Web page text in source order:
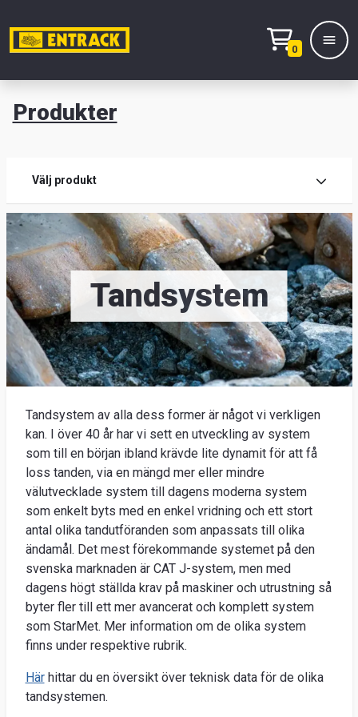
0
Sök
Produkter
Välj produkt
Tandsystem
Tandsystem av alla dess former är något vi verkligen
kan. I över 40 år har vi sett en utveckling av system
som till en början ibland krävde lite dynamit för att få
loss tanden, via en mängd mer eller mindre
välutvecklade system till dagens moderna system
som enkelt byts med en enkel vridning och ett stort
antal olika tandutföranden som anpassats till olika
ändamål. Det mest förekommande systemet på den
svenska marknaden är CAT J-system, men med
dagens högt ställda krav på maskiner och utrustning så
byter fler till ett mer avancerat och komplett system
som StarMet. Mer information om de olika system
finns under respektive rubrik.
Härhittar du en översikt över teknisk data för de olika
tandsystemen.